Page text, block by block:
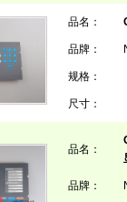
品名：
品牌：
规格：
尺寸：
品名：
品牌：